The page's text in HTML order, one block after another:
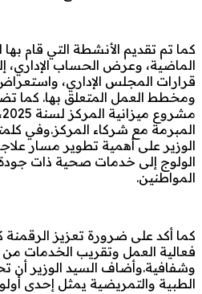
كما تم تقديم الأنشطة التي قام
الماضية، وعرض الحساب الإداري،
ومخطط العمل المتعلق بها. كما
المبرمة مع شركاء المركز.وفي
الوزير على أهمية تطوير مسار
الولوج إلى خدمات صحية ذات
المواطنين.
كما أكد على ضرورة تعزيز
فعالية العمل وتقريب الخدمات من
وشفافية.وأضاف السيد الوزير أن
الطبية والتمريضية يمثل إحدى